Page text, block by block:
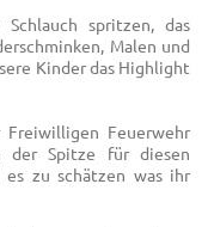
spritzen, das
Malen und
Kinder das Highlight
Feuerwehr
der Spitze für diesen
es zu schätzen was ihr